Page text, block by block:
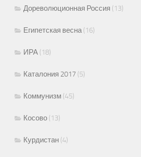
Дореволюционная Россия (13)
Египетская весна(16)
ИРА (18)
Каталония 2017 (5)
Коммунизм (45)
Косово (13)
Курдистан (4)